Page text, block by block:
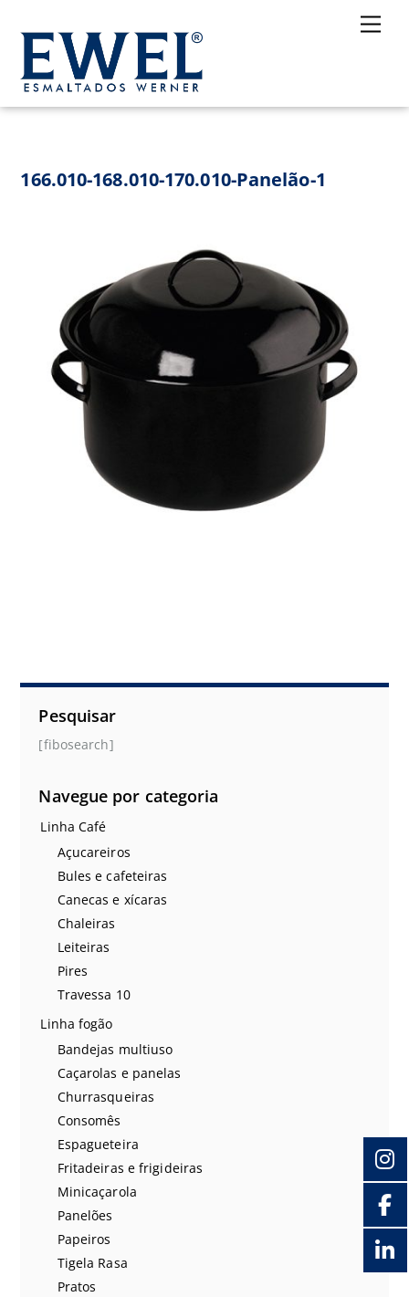
content
166.010-168.010-170.010-Panelão-1
Pesquisar
[fibosearch]
Navegue por categoria
Linha Café
Açucareiros
Bules e cafeteiras
Canecas e xícaras
Chaleiras
Leiteiras
Pires
Travessa 10
Linha fogão
Bandejas multiuso
Caçarolas e panelas
Churrasqueiras
Consomês
Espagueteira
Fritadeiras e frigideiras
Minicaçarola
Panelões
Papeiros
Tigela Rasa
Pratos